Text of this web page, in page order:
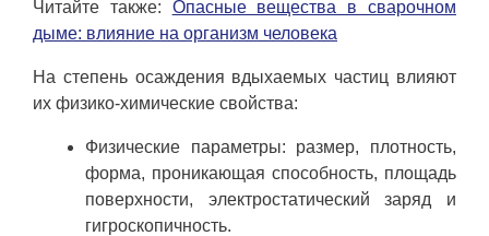
Читайте также: Опасные вещества в сварочном
дыме: влияние на организм человека
На степень осаждения вдыхаемых частиц влияют
их физико-химические свойства:
Физические параметры: размер, плотность,
форма, проникающая способность, площадь
поверхности, электростатический заряд и
гигроскопичность.